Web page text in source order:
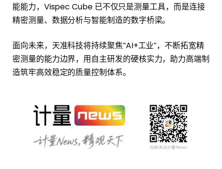
能能力，Vispec Cube 已不仅只是测量工具，而是连接
精密测量、数据分析与智能制造的数字桥梁。
面向未来，天准科技将持续聚焦“AI+工业”，不断拓宽精
密测量的能力边界，用自主研发的硬核实力，助力高端制
造筑牢高效稳定的质量控制体系。